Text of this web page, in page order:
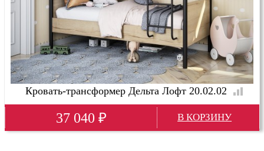
Кровать-трансформер Дельта Лофт 20.02.02
37 040 ₽